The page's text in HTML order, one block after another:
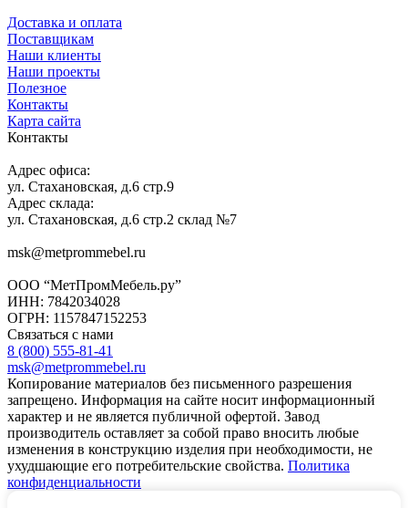
Доставка и оплата
Поставщикам
Наши клиенты
Наши проекты
Полезное
Контакты
Карта сайта
Контакты
Адрес офиса:
ул. Стахановская, д.6 стр.9
Адрес склада:
ул. Стахановская, д.6 стр.2 склад №7
msk@metprommebel.ru
ООО “МетПромМебель.ру”
ИНН: 7842034028
ОГРН: 1157847152253
Связаться с нами
8 (800) 555-81-41
msk@metprommebel.ru
Копирование материалов без письменного разрешения
запрещено. Информация на сайте носит информационный
характер и не является публичной офертой. Завод
производитель оставляет за собой право вносить любые
изменения в конструкцию изделия при необходимости, не
ухудшающие его потребительские свойства. Политика
конфиденциальности